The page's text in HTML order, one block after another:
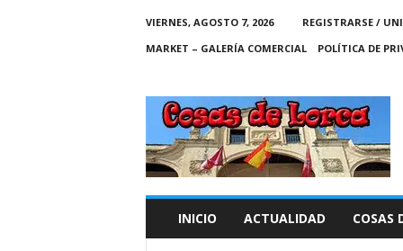
VIERNES, AGOSTO 7, 2026
REGISTRARSE /
MARKET – GALERÍA COMERCIAL
POLÍTICA DE
C
A
S
INICIO ACTUALIDAD COSAS